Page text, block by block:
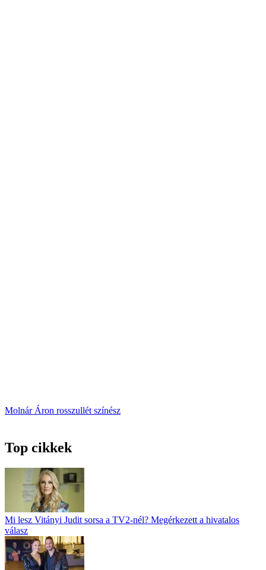
Molnár Áron rosszullét színész
Top cikkek
Mi lesz Vitányi Judit sorsa a TV2-nél? Megérkezett a hivatalos
válasz